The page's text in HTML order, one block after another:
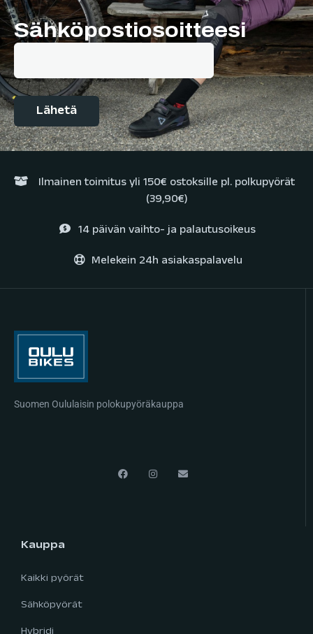
Sähköpostiosoitteesi
Ilmainen toimitus yli 150€ ostoksille pl. polkupyörät
(39,90€)
14 päivän vaihto- ja palautusoikeus
Melekein 24h asiakaspalavelu
Suomen Oululaisin polokupyöräkauppa
Kauppa
Kaikki pyörät
Sähköpyörät